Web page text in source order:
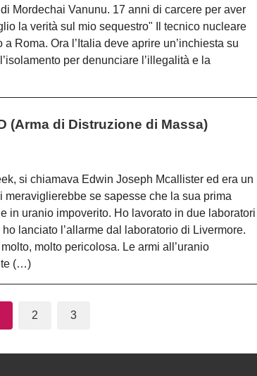
Mordechai Vanunu. 17 anni di carcere per aver
la verità sul mio sequestro" Il tecnico nucleare
Roma. Ora l’Italia deve aprire un’inchiesta su
per denunciare l’illegalità e la
(Arma di Distruzione di Massa)
si chiamava Edwin Joseph Mcallister ed era un
se sapesse che la sua prima
in uranio impoverito. Ho lavorato in due laboratori
lanciato l’allarme dal laboratorio di Livermore.
molto pericolosa. Le armi all’uranio
(…)
2 3